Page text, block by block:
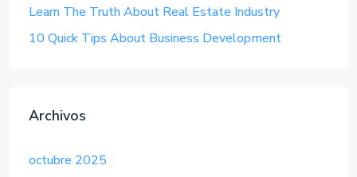
Learn The Truth About Real Estate Industry
10 Quick Tips About Business Development
Archivos
octubre 2025